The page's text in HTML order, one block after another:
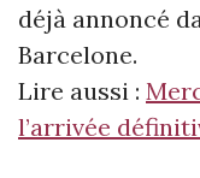
déjà annoncé
Barcelone.
Lire aussi :
l’arrivée